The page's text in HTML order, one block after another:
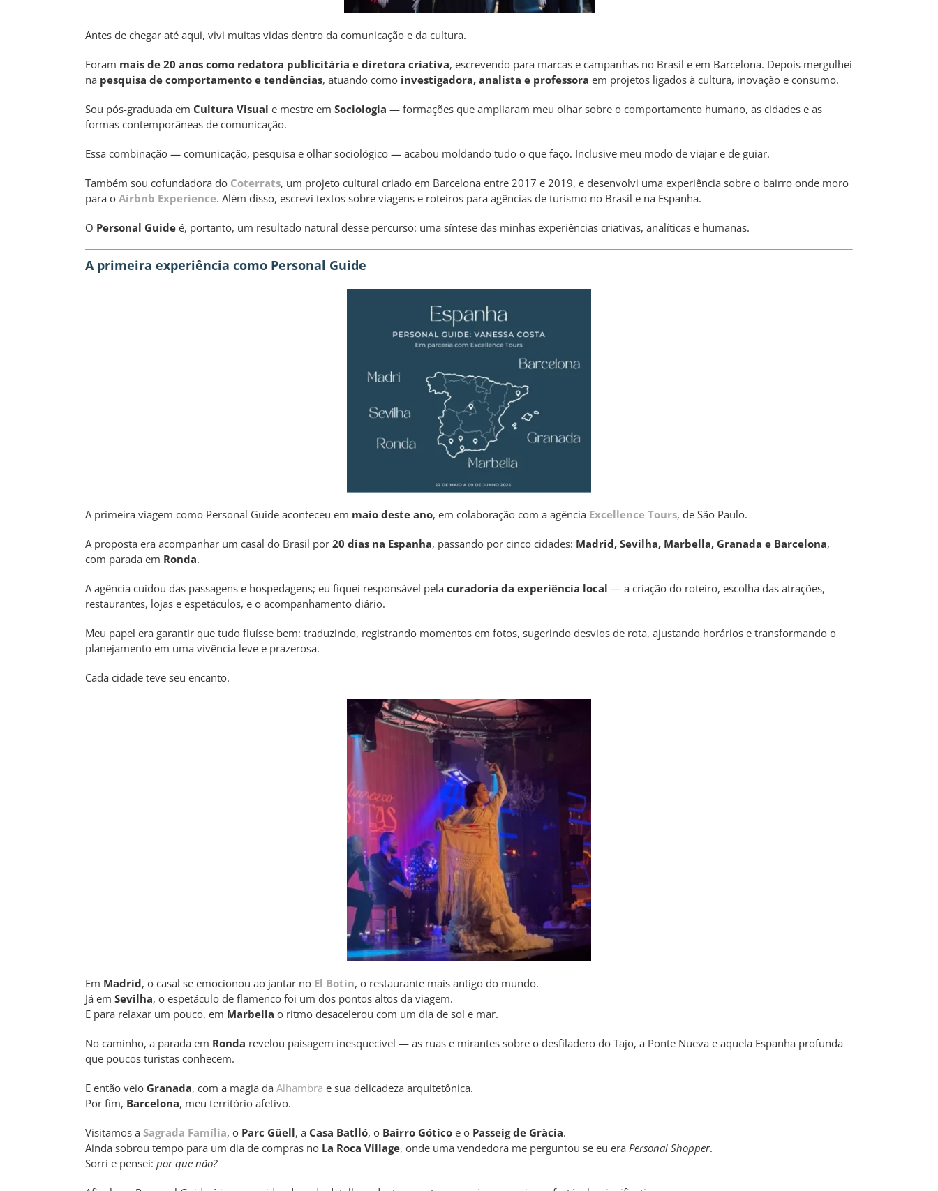
Antes de chegar até aqui, vivi muitas vidas dentro da comunicação e da cultura.
Foram mais de 20 anos como redatora publicitária e diretora criativa, escrevendo para marcas e campanhas no Brasil e em Barcelona. Depois mergulhei
na pesquisa de comportamento e tendências, atuando como investigadora, analista e professora em projetos ligados à cultura, inovação e consumo.
Sou pós-graduada em Cultura Visual e mestre em Sociologia — formações que ampliaram meu olhar sobre o comportamento humano, as cidades e as
formas contemporâneas de comunicação.
Essa combinação — comunicação, pesquisa e olhar sociológico — acabou moldando tudo o que faço. Inclusive meu modo de viajar e de guiar.
Também sou cofundadora do Coterrats, um projeto cultural criado em Barcelona entre 2017 e 2019, e desenvolvi uma experiência sobre o bairro onde moro
para o Airbnb Experience. Além disso, escrevi textos sobre viagens e roteiros para agências de turismo no Brasil e na Espanha.
O Personal Guideé, portanto, um resultado natural desse percurso: uma síntese das minhas experiências criativas, analíticas e humanas.
A primeira experiência como Personal Guide
A primeira viagem como Personal Guide aconteceu em maio deste ano, em colaboração com a agência Excellence Tours, de São Paulo.
A proposta era acompanhar um casal do Brasil por 20 dias na Espanha, passando por cinco cidades: Madrid, Sevilha, Marbella, Granada e Barcelona,
com parada em Ronda.
A agência cuidou das passagens e hospedagens; eu fiquei responsável pela curadoria da experiência local — a criação do roteiro, escolha das atrações,
restaurantes, lojas e espetáculos, e o acompanhamento diário.
Meu papel era garantir que tudo fluísse bem: traduzindo, registrando momentos em fotos, sugerindo desvios de rota, ajustando horários e transformando o
planejamento em uma vivência leve e prazerosa.
Cada cidade teve seu encanto.
Em Madrid, o casal se emocionou ao jantar no El Botín, o restaurante mais antigo do mundo.
Já em Sevilha, o espetáculo de flamenco foi um dos pontos altos da viagem.
E para relaxar um pouco, em Marbella o ritmo desacelerou com um dia de sol e mar.
No caminho, a parada em Ronda revelou paisagem inesquecível — as ruas e mirantes sobre o desfiladero do Tajo, a Ponte Nueva e aquela Espanha profunda
que poucos turistas conhecem.
E então veio Granada, com a magia da Alhambra e sua delicadeza arquitetônica.
Por fim, Barcelona, meu território afetivo.
Visitamos a Sagrada Família, o Parc Güell, a Casa Batlló, o Bairro Góticoe o Passeig de Gràcia.
Ainda sobrou tempo para um dia de compras no La Roca Village, onde uma vendedora me perguntou se eu era Personal Shopper.
Sorri e pensei: por que não?